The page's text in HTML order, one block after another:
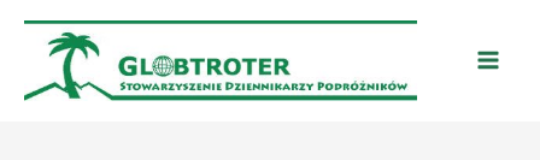
Przejdź
treści